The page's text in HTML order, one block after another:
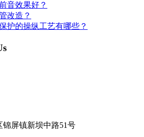
音效果好？
改造？
护的操纵工艺有哪些？
屏镇新坝中路51号